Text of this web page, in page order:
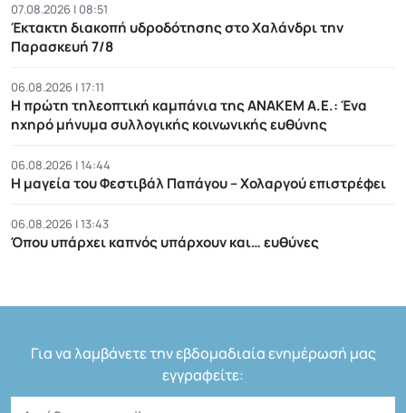
07.08.2026 | 08:51
Έκτακτη διακοπή υδροδότησης στο Χαλάνδρι την
Παρασκευή 7/8
06.08.2026 | 17:11
Η πρώτη τηλεοπτική καμπάνια της ΑΝΑΚΕΜ Α.Ε.: Ένα
ηχηρό μήνυμα συλλογικής κοινωνικής ευθύνης
06.08.2026 | 14:44
Η μαγεία του Φεστιβάλ Παπάγου – Χολαργού επιστρέφει
06.08.2026 | 13:43
Όπου υπάρχει καπνός υπάρχουν και… ευθύνες
Για να λαμβάνετε την εβδομαδιαία ενημέρωσή μας
εγγραφείτε: